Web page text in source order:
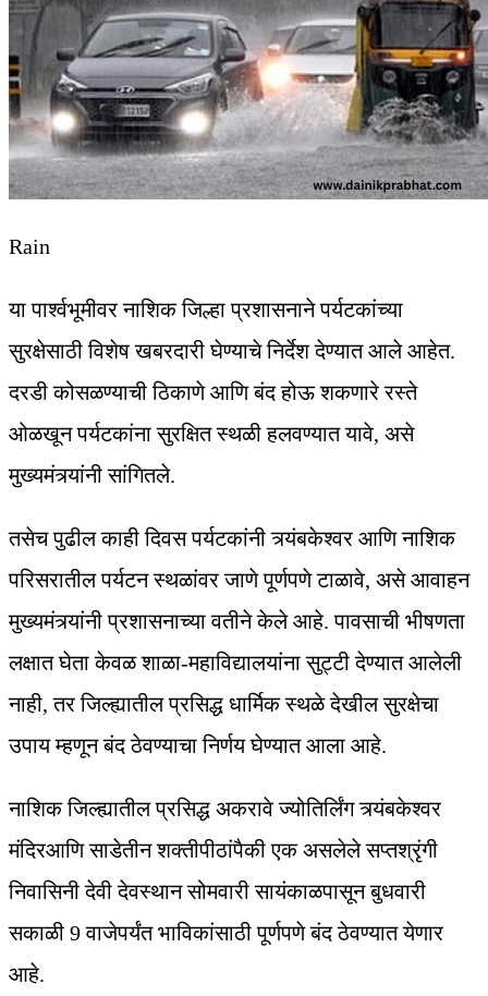
Rain
या पार्श्वभूमीवर नाशिक जिल्हा प्रशासनाने पर्यटकांच्या
सुरक्षेसाठी विशेष खबरदारी घेण्याचे निर्देश देण्यात आले आहेत.
दरडी कोसळण्याची ठिकाणे आणि बंद होऊ शकणारे रस्ते
ओळखून पर्यटकांना सुरक्षित स्थळी हलवण्यात यावे, असे
मुख्यमंत्र्यांनी सांगितले.
तसेच पुढील काही दिवस पर्यटकांनी त्र्यंबकेश्वर आणि नाशिक
परिसरातील पर्यटन स्थळांवर जाणे पूर्णपणे टाळावे, असे आवाहन
मुख्यमंत्र्यांनी प्रशासनाच्या वतीने केले आहे. पावसाची भीषणता
लक्षात घेता केवळ शाळा-महाविद्यालयांना सुट्टी देण्यात आलेली
नाही, तर जिल्ह्यातील प्रसिद्ध धार्मिक स्थळे देखील सुरक्षेचा
उपाय म्हणून बंद ठेवण्याचा निर्णय घेण्यात आला आहे.
नाशिक जिल्ह्यातील प्रसिद्ध अकरावे ज्योतिर्लिंग त्र्यंबकेश्वर
मंदिरआणि साडेतीन शक्तीपीठांपैकी एक असलेले सप्तश्रृंगी
निवासिनी देवी देवस्थान सोमवारी सायंकाळपासून बुधवारी
सकाळी 9 वाजेपर्यंत भाविकांसाठी पूर्णपणे बंद ठेवण्यात येणार
आहे.